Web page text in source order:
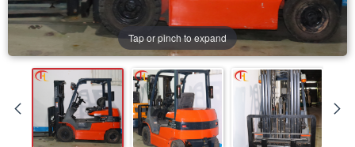
Tap or pinch to expand